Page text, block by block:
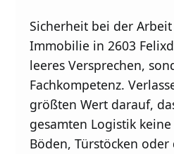
Sicherheit bei der
Immobilie in 2603
leeres Versprechen,
Fachkompetenz.
größten Wert darauf,
gesamten Logistik keine
Böden, Türstöcken